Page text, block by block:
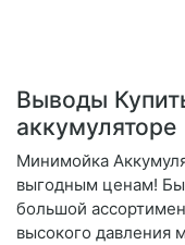
Выводы
аккумуляторе
Минимойка
выгодным ценам!
большой
высокого давления